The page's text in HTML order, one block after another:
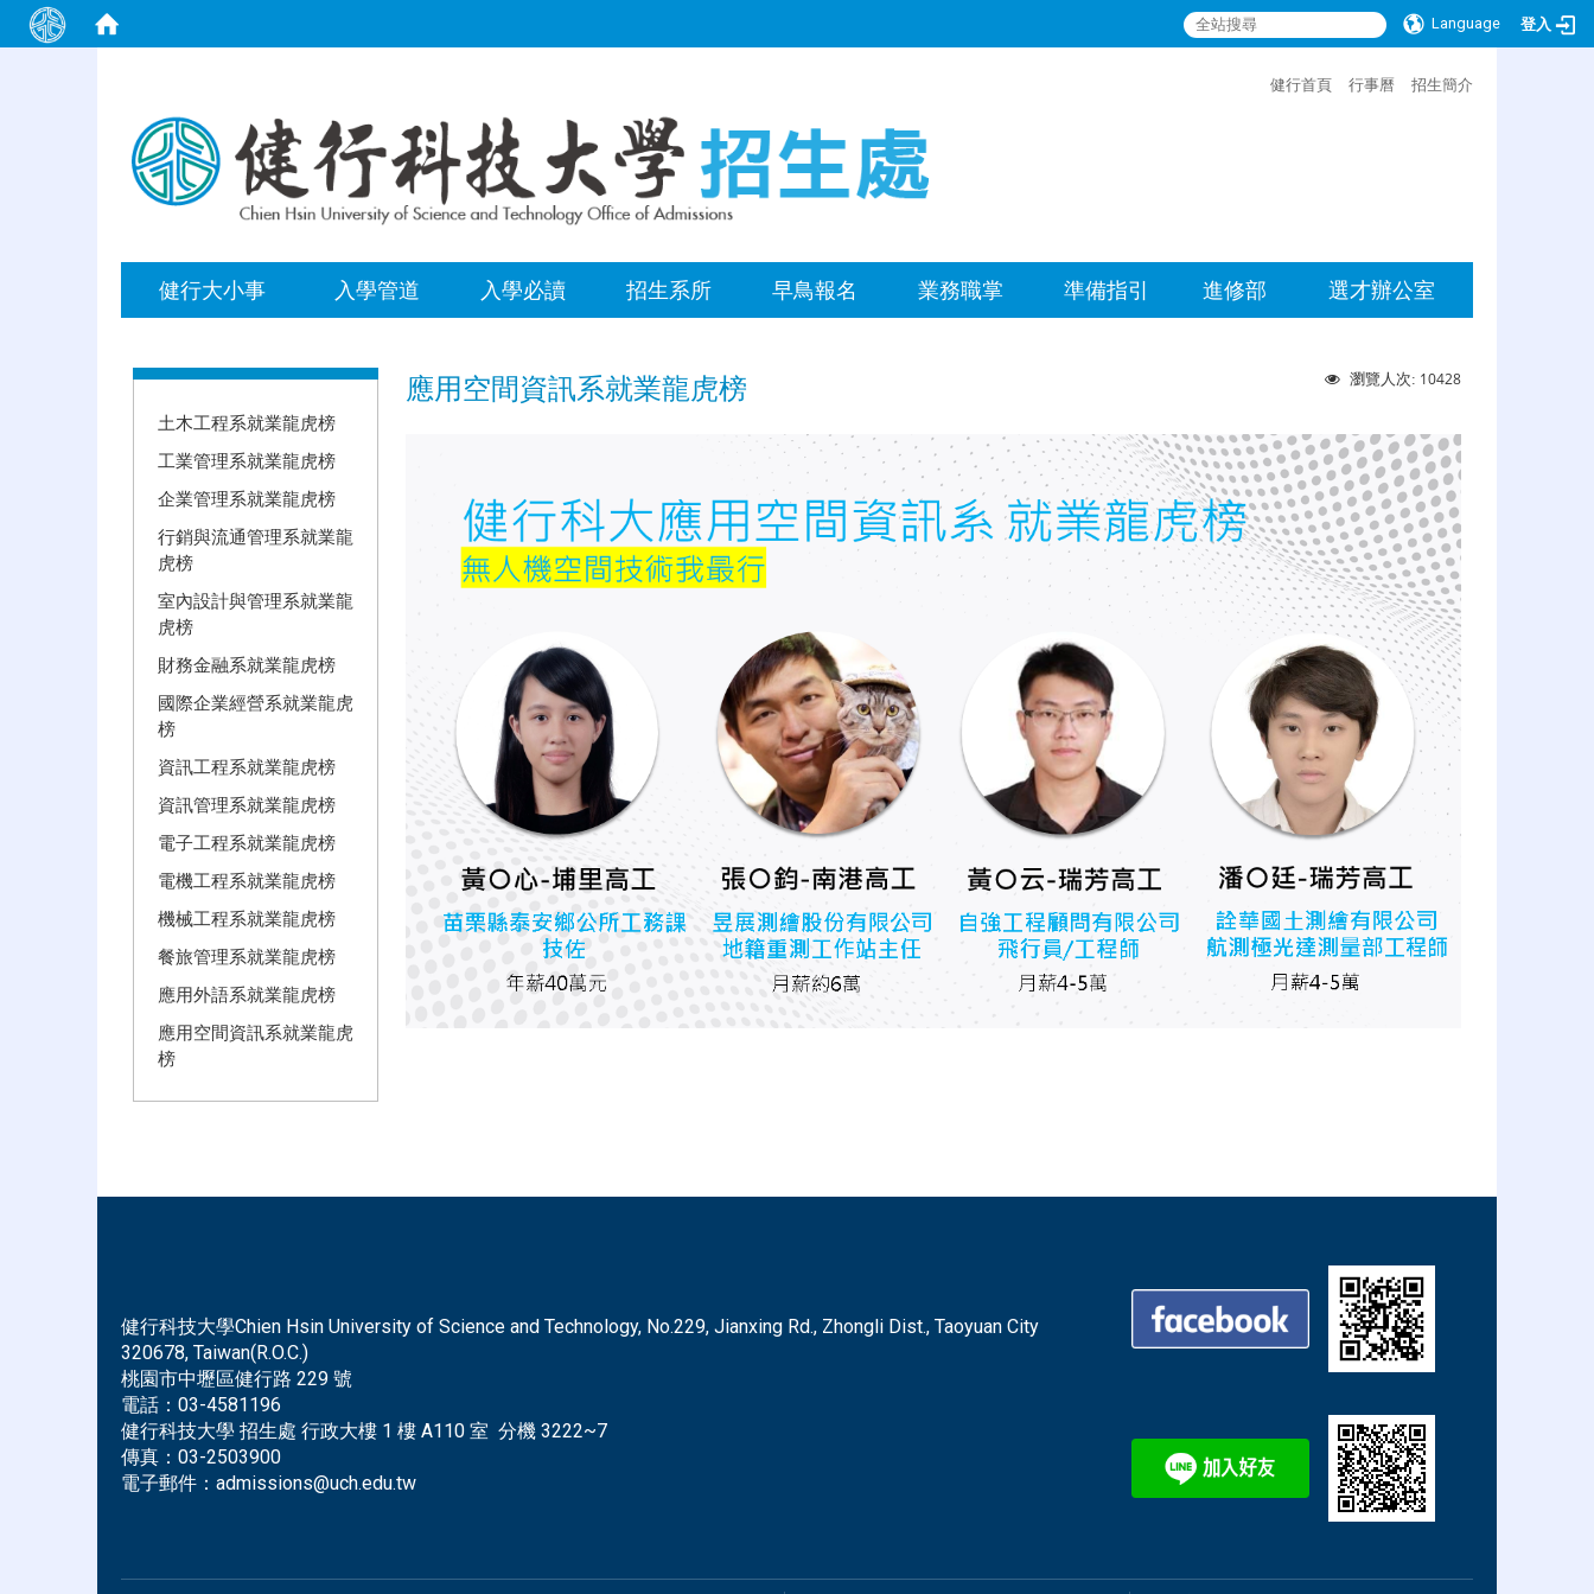
Language 登入
健行首頁 行事曆 招生簡介
健行大小事 入學管道 入學必讀 招生系所 早鳥報名 業務職掌 準備指引 進修部 選才辦公室
土木工程系就業龍虎榜
工業管理系就業龍虎榜
企業管理系就業龍虎榜
行銷與流通管理系就業龍
虎榜
室內設計與管理系就業龍
虎榜
財務金融系就業龍虎榜
國際企業經營系就業龍虎
榜
資訊工程系就業龍虎榜
資訊管理系就業龍虎榜
電子工程系就業龍虎榜
電機工程系就業龍虎榜
機械工程系就業龍虎榜
餐旅管理系就業龍虎榜
應用外語系就業龍虎榜
應用空間資訊系就業龍虎
榜
瀏覽人次: 10428
應用空間資訊系就業龍虎榜
健行科技大學Chien Hsin University of Science and Technology, No.229, Jianxing Rd., Zhongli Dist., Taoyuan City
320678, Taiwan(R.O.C.)
桃園市中壢區健行路 229 號
電話： 03-4581196
健行科技大學 招生處 行政大樓 1 樓 A110 室 分機 3222~7
傳真： 03-2503900
電子郵件： admissions@uch.edu.tw